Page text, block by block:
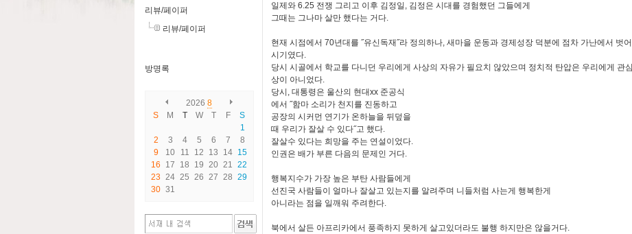
리뷰/페이퍼
리뷰/페이퍼
방명록
2026 8
S
M T W T F
S
1
2
3 4 5 6 7
8
9
10 11 12 13 14 15
16
17 18 19 20 21 22
23 24 25 26 27 28 29
30 31
일제와 6.25 전쟁 그리고 이후 김정일, 김정은 시대를 경험했던 그들에게
그때는 그나마 살만 했다는 거다.
현재 시점에서 70년대를 ˝유신독재˝라 정의하나, 새마을 운동과 경제성장 덕분에 점차 가난에서 벗
시기였다.
당시 시골에서 학교를 다니던 우리에게 사상의 자유가 필요치 않았으며 정치적 탄압은 우리에게 관
상이 아니었다.
당시, 대통령은 울산의 현대xx 준공식
에서 ˝함마 소리가 천지를 진동하고
공장의 시커먼 연기가 온하늘을 뒤덮을
때 우리가 잘살 수 있다˝고 했다.
잘살수 있다는 희망을 주는 연설이었다.
인권은 배가 부른 다음의 문제인 거다.
행복지수가 가장 높은 부탄 사람들에게
선진국 사람들이 얼마나 잘살고 있는지를 알려주며 니들처럼 사는게 행복한게
아니라는 점을 일깨워 주려한다.
북에서 살든 아프리카에서 풍족하지 못하게 살고있더라도 불행 하지만은 않을거다.